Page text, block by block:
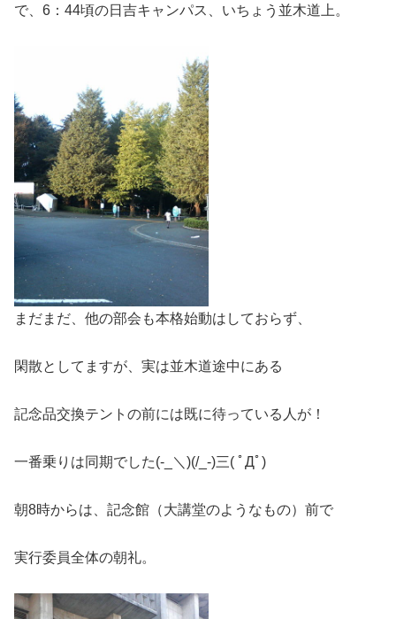
で、6：44頃の日吉キャンパス、いちょう並木道上。
まだまだ、他の部会も本格始動はしておらず、
閑散としてますが、実は並木道途中にある
記念品交換テントの前には既に待っている人が！
一番乗りは同期でした(-_＼)(/_-)三( ﾟДﾟ)
朝8時からは、記念館（大講堂のようなもの）前で
実行委員全体の朝礼。